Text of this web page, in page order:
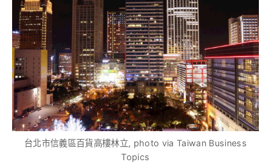
台北市信義區百貨高樓林立, photo via Taiwan Business
Topics